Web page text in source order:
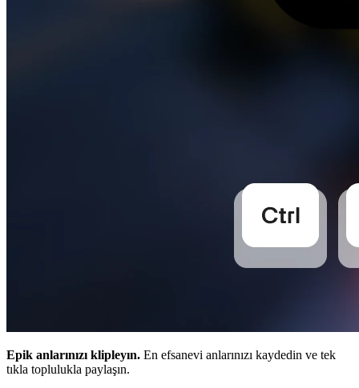
Epik anlarınızı klipleyın. En efsanevi anlarınızı kaydedin ve tek
tıkla toplulukla paylaşın.